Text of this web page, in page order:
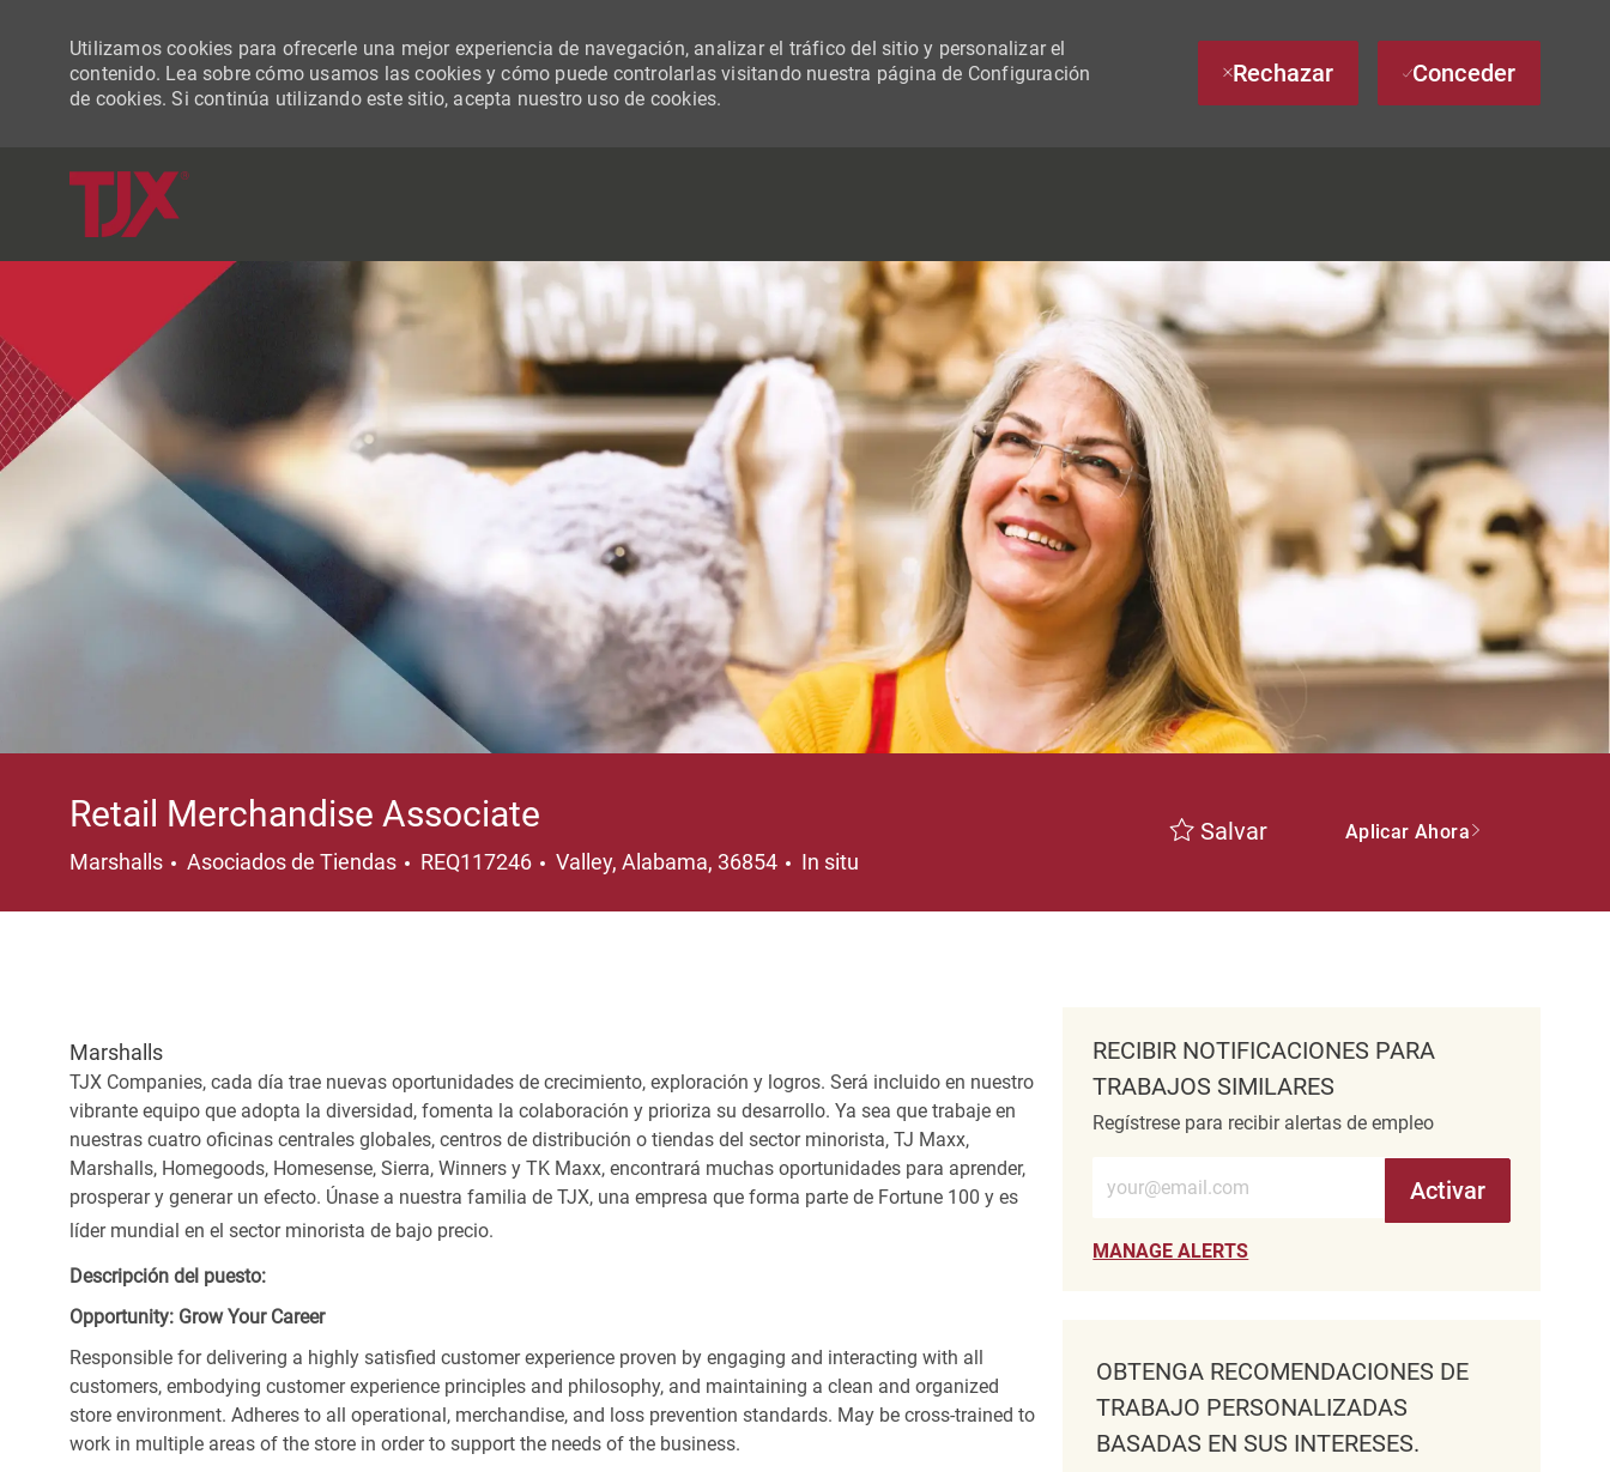
Utilizamos cookies para ofrecerle una mejor experiencia de navegación, analizar el tráfico del sitio y personalizar el
contenido. Lea sobre cómo usamos las cookies y cómo puede controlarlas visitando nuestra página de Configuración
de cookies. Si continúa utilizando este sitio, acepta nuestro uso de cookies.
Rechazar Conceder
Retail Merchandise Associate
Marshalls Categoría
Asociados de Tiendas REQ117246 Ubicación
Valley, Alabama, 36854 In situ
Salvar Aplicar Ahora
Marshalls
TJX Companies, cada día trae nuevas oportunidades de crecimiento, exploración y logros. Será incluido en nuestro
vibrante equipo que adopta la diversidad, fomenta la colaboración y prioriza su desarrollo. Ya sea que trabaje en
nuestras cuatro oficinas centrales globales, centros de distribución o tiendas del sector minorista, TJ Maxx,
Marshalls, Homegoods, Homesense, Sierra, Winners y TK Maxx, encontrará muchas oportunidades para aprender,
prosperar y generar un efecto. Únase a nuestra familia de TJX, una empresa que forma parte de Fortune 100 y es
líder mundial en el sector minorista de bajo precio.
Descripción del puesto:
Opportunity: Grow Your Career
Responsible for delivering a highly satisfied customer experience proven by engaging and interacting with all
customers, embodying customer experience principles and philosophy, and maintaining a clean and organized
store environment. Adheres to all operational, merchandise, and loss prevention standards. May be cross-trained to
work in multiple areas of the store in order to support the needs of the business.
RECIBIR NOTIFICACIONES PARA
TRABAJOS SIMILARES
Regístrese para recibir alertas de empleo
Introduzca la dirección de correo electrónico (obligatorio)
Activar
MANAGE ALERTS
OBTENGA RECOMENDACIONES DE
TRABAJO PERSONALIZADAS
BASADAS EN SUS INTERESES.